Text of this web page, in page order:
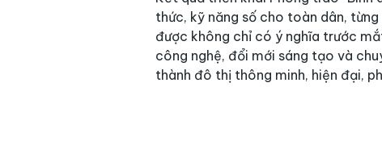
thức, kỹ năng số cho toàn dân,
được không chỉ có ý nghĩa trước
công nghệ, đổi mới sáng tạo và
thành đô thị thông minh, hiện đại,